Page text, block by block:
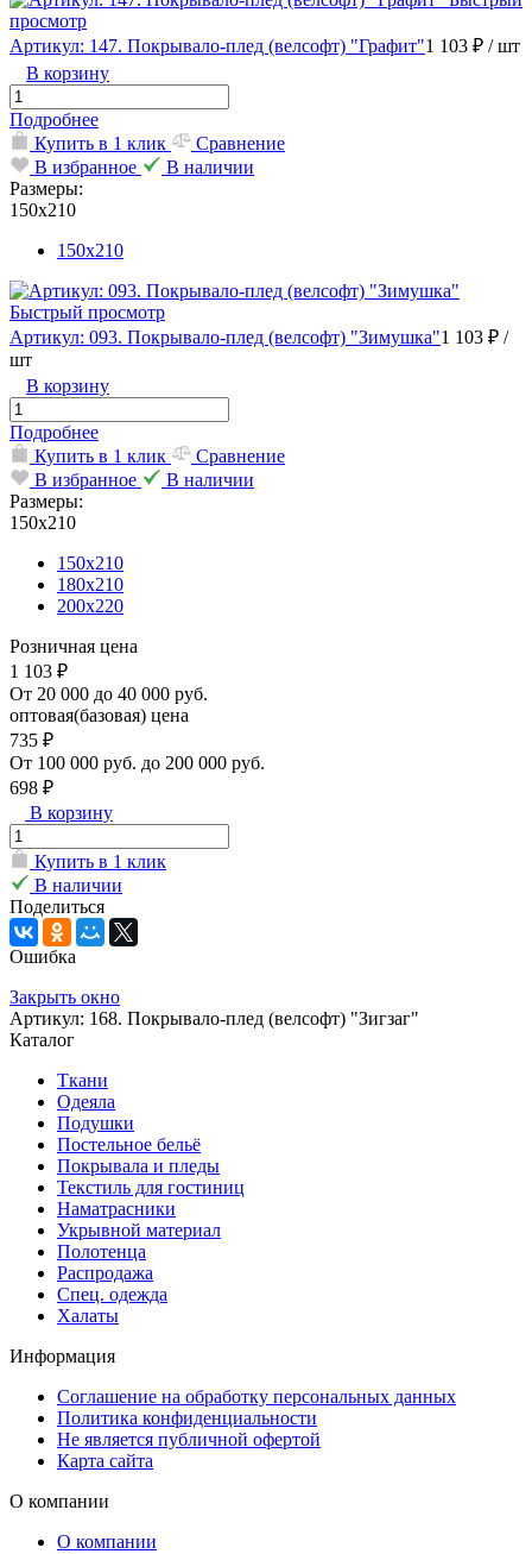
просмотр
Артикул: 147. Покрывало-плед (велсофт) "Графит"1 103 ₽ / шт
В корзину
Подробнее
Купить в 1 клик
Сравнение
В избранное
В наличии
Размеры:
150х210
150х210
Быстрый просмотр
Артикул: 093. Покрывало-плед (велсофт) "Зимушка"1 103 ₽ /
шт
В корзину
Подробнее
Купить в 1 клик
Сравнение
В избранное
В наличии
Размеры:
150х210
150х210
180х210
200х220
Розничная цена
1 103 ₽
От 20 000 до 40 000 руб.
оптовая(базовая) цена
735 ₽
От 100 000 руб. до 200 000 руб.
698 ₽
В корзину
Купить в 1 клик
В наличии
Поделиться
Ошибка
Закрыть окно
Артикул: 168. Покрывало-плед (велсофт) "Зигзаг"
Каталог
Ткани
Одеяла
Подушки
Постельное бельё
Покрывала и пледы
Текстиль для гостиниц
Наматрасники
Укрывной материал
Полотенца
Распродажа
Спец. одежда
Халаты
Информация
Соглашение на обработку персональных данных
Политика конфиденциальности
Не является публичной офертой
Карта сайта
О компании
О компании